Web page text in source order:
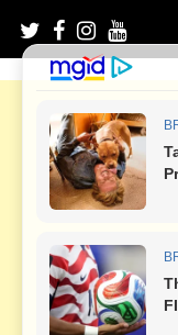
content